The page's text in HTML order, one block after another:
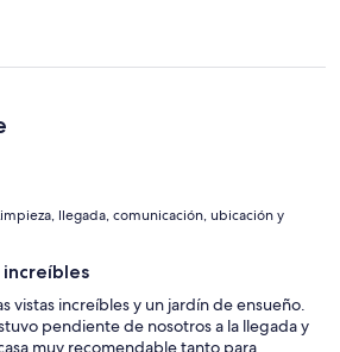
llegada, comunicación, ubicación y
increíbles
vistas increíbles y un jardín de ensueño.
pendiente de nosotros a la llegada y
muy recomendable tanto para